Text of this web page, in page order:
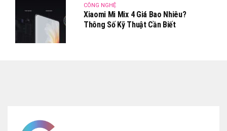
CÔNG NGHỆ
Xiaomi Mi Mix 4 Giá Bao Nhiêu?
Thông Số Kỹ Thuật Cần Biết